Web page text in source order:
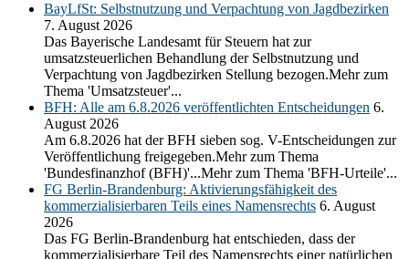
BayLfSt: Selbstnutzung und Verpachtung von Jagdbezirken
7. August 2026
Das Bayerische Landesamt für Steuern hat zur
umsatzsteuerlichen Behandlung der Selbstnutzung und
Verpachtung von Jagdbezirken Stellung bezogen.Mehr zum
Thema 'Umsatzsteuer'...
BFH: Alle am 6.8.2026 veröffentlichten Entscheidungen 6.
August 2026
Am 6.8.2026 hat der BFH sieben sog. V-Entscheidungen zur
Veröffentlichung freigegeben.Mehr zum Thema
'Bundesfinanzhof (BFH)'...Mehr zum Thema 'BFH-Urteile'...
FG Berlin-Brandenburg: Aktivierungsfähigkeit des
kommerzialisierbaren Teils eines Namensrechts 6. August
2026
Das FG Berlin-Brandenburg hat entschieden, dass der
kommerzialisierbare Teil des Namensrechts einer natürlichen